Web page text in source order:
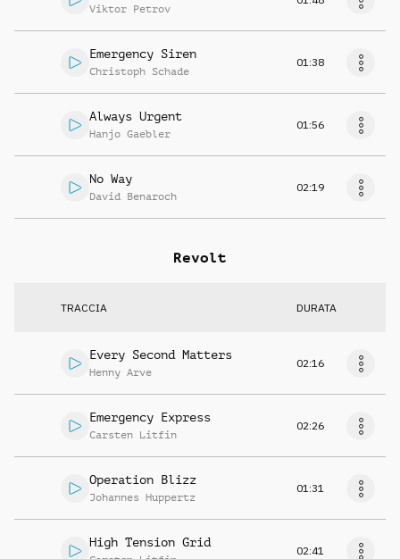
Viktor Petrov
Emergency Siren
Christoph Schade
01:38
Always Urgent
Hanjo Gaebler
01:56
No Way
David Benaroch
02:19
Revolt
TRACCIA DURATA
Every Second Matters
Henny Arve
02:16
Emergency Express
Carsten Litfin
02:26
Operation Blizz
Johannes Huppertz
01:31
High Tension Grid
02:41